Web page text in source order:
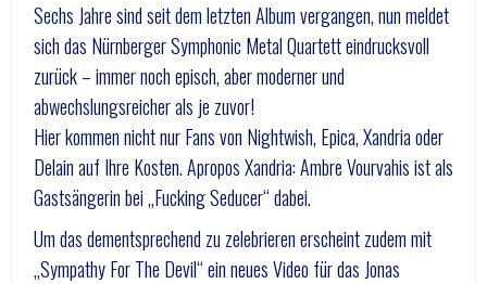
Sechs Jahre sind seit dem letzten Album vergangen, nun meldet
sich das Nürnberger Symphonic Metal Quartett eindrucksvoll
zurück – immer noch episch, aber moderner und
abwechslungsreicher als je zuvor!
Hier kommen nicht nur Fans von Nightwish, Epica, Xandria oder
Delain auf Ihre Kosten. Apropos Xandria: Ambre Vourvahis ist als
Gastsängerin bei „Fucking Seducer“ dabei.
Um das dementsprechend zu zelebrieren erscheint zudem mit
„Sympathy For The Devil“ ein neues Video für das Jonas